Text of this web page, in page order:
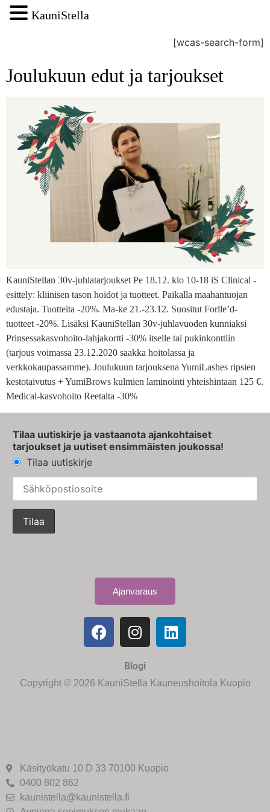
[wcas-search-form]
Joulukuun edut ja tarjoukset
KauniStellan 30v-juhlatarjoukset Pe 18.12. klo 10-18 iS Clinical -
esittely: kliinisen tason hoidot ja tuotteet. Paikalla maahantuojan
edustaja. Tuotteita -20%. Ma-ke 21.-23.12. Suositut Forlle’d-
tuotteet -20%. Lisäksi KauniStellan 30v-juhlavuoden kunniaksi
Prinsessakasvohoito-lahjakortti -30% itselle tai pukinkonttiin
(tarjous voimassa 23.12.2020 saakka hoitolassa ja
verkkokaupassamme). Joulukuun tarjouksena YumiLashes ripsien
kestotaivutus + YumiBrows kulmien laminointi yhteishintaan 125 €.
Medical-kasvohoito Reetalta -30%
Tilaa uutiskirje ja vastaanota ajankohtaiset
tarjoukset ja uutiset ensimmäisten joukossa!
Tilaa uutiskirje
Ajanvaraus
Blogi
Copyright © 2026 KauniStella Kauneushoitola Kuopio
Käsityökatu 10 D 33 70100 Kuopio
0400 802 862
kaunistella@kaunistella.fi
KauniStella